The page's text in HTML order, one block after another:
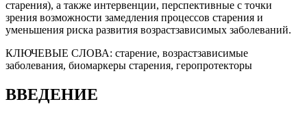
старения), а также интервенции, перспективные с точки
зрения возможности замедления процессов старения и
уменьшения риска развития возрастзависимых заболеваний.
КЛЮЧЕВЫЕ СЛОВА: старение, возрастзависимые
заболевания, биомаркеры старения, геропротекторы
ВВЕДЕНИЕ